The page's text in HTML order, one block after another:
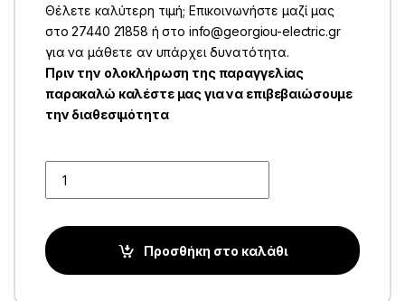
Θέλετε καλύτερη τιμή; Επικοινωνήστε μαζί μας
στο 27440 21858 ή στο info@georgiou-electric.gr
για να μάθετε αν υπάρχει δυνατότητα.
Πριν την ολοκλήρωση της παραγγελίας
παρακαλώ καλέστε μας για να επιβεβαιώσουμε
την διαθεσιμότητα
Προσθήκη στο καλάθι